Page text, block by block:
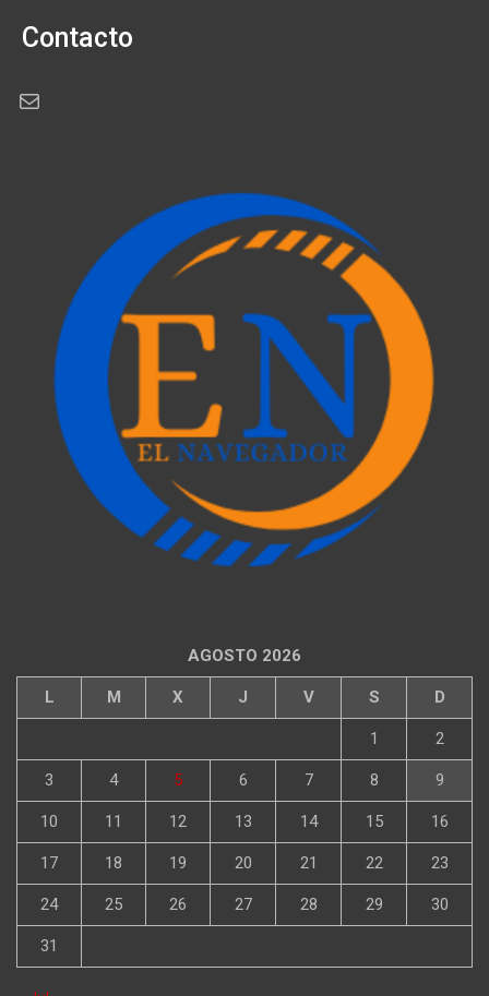
Contacto
Correo electrónico
AGOSTO 2026
L M X J V S D
1 2
3 4 5 6 7 8 9
10 11 12 13 14 15 16
17 18 19 20 21 22 23
24 25 26 27 28 29 30
31